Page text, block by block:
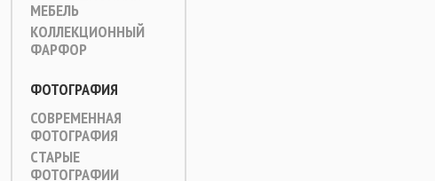
МЕБЕЛЬ
КОЛЛЕКЦИОННЫЙ
ФАРФОР
ФОТОГРАФИЯ
СОВРЕМЕННАЯ
ФОТОГРАФИЯ
СТАРЫЕ
ФОТОГРАФИИ